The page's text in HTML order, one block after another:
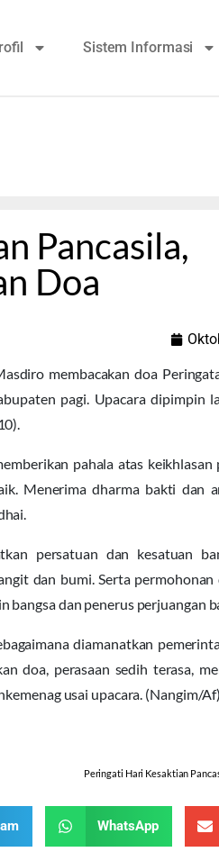
Sistem Informasi
Pancasila,
Doa
membacakan doa
pagi. Upacara dipimpin
pahala atas
Menerima dharma bakti dan
persatuan dan kesatuan
dan bumi. Serta
dan penerus perjuangan
diamanatkan
doa, perasaan sedih terasa,
usai upacara. (Nangim/Af)
Peringati Hari Kesaktian
WhatsApp